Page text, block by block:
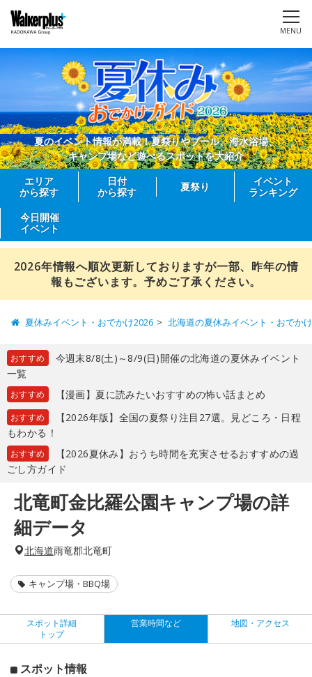
MENU
夏のイベント情報が満載！夏祭りやプール、海水浴場、
キャンプ場など遊べるスポットを大紹介
エリア
から探す
日付
から探す
夏祭り
イベント
ランキング
今日開催
イベント
2026年情報へ順次更新しておりますが一部、昨年の情
報もございます。予めご了承ください。
夏休みイベント・おでかけ2026 北海道の夏休みイベント・おでか
おすすめ
今週末8/8(土)～8/9(日)開催の北海道の夏休みイベント
一覧
おすすめ 【漫画】夏に読みたいおすすめの怖い話まとめ
おすすめ
【2026年版】全国の夏祭り注目27選。見どころ・日程
もわかる！
おすすめ
【2026夏休み】おうち時間を充実させるおすすめの過
ごし方ガイド
北竜町金比羅公園キャンプ場の詳
細データ
北海道雨竜郡北竜町
キャンプ場・BBQ場
スポット詳細
トップ
営業時間など 地図・アクセス
スポット情報